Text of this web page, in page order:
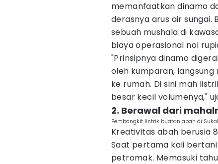
memanfaatkan dinamo
derasnya arus air sungai.
sebuah mushala di
biaya operasional nol
"Prinsipnya dinamo
oleh kumparan,
ke rumah. Di sini mah
besar kecil volumenya,"
2. Berawal dari
Pembangkit listrik buatan abah di
Kreativitas abah berusia
Saat pertama kali
petromak. Memasuki